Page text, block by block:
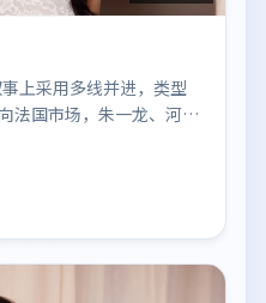
上采用多线并进，类型
法国市场，朱一龙、河正
推动关键反转，结尾留白